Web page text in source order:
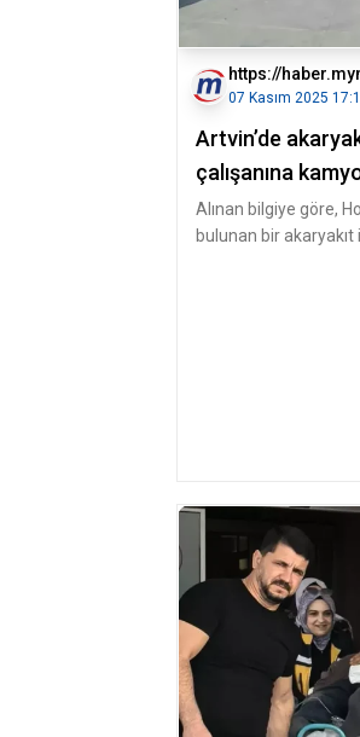
https://
07 Kasım 2025
Artvin’de
çalışanına
Alınan bilgiye göre,
bulunan bir